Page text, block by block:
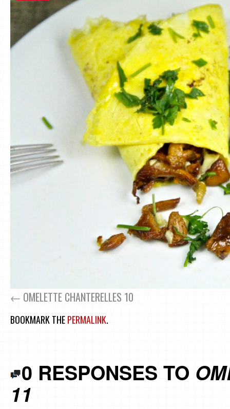
OMELETTE CHANTERELLES 10
BOOKMARK THEPERMALINK.
0 RESPONSES TO
11